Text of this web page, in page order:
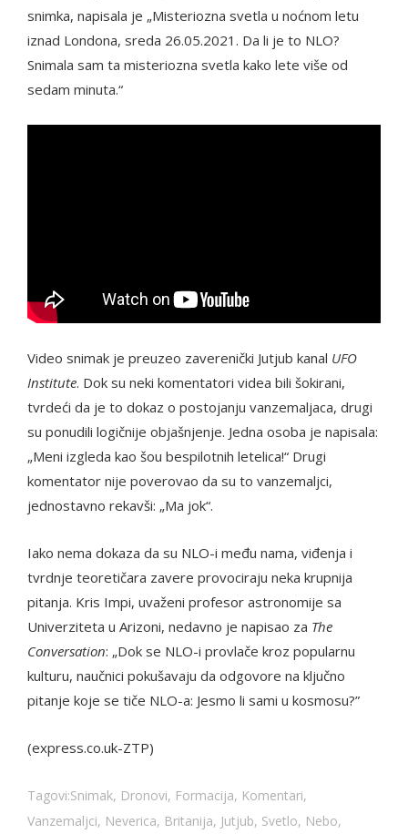
snimka, napisala je „Misteriozna svetla u noćnom letu
iznad Londona, sreda 26.05.2021. Da li je to NLO?
Snimala sam ta misteriozna svetla kako lete više od
sedam minuta.“
Video snimak je preuzeo zaverenički Jutjub kanal UFO
Institute. Dok su neki komentatori videa bili šokirani,
tvrdeći da je to dokaz o postojanju vanzemaljaca, drugi
su ponudili logičnije objašnjenje. Jedna osoba je napisala:
„Meni izgleda kao šou bespilotnih letelica!“ Drugi
komentator nije poverovao da su to vanzemaljci,
jednostavno rekavši: „Ma jok“.
Iako nema dokaza da su NLO-i među nama, viđenja i
tvrdnje teoretičara zavere provociraju neka krupnija
pitanja. Kris Impi, uvaženi profesor astronomije sa
Univerziteta u Arizoni, nedavno je napisao za The
Conversation: „Dok se NLO-i provlače kroz popularnu
kulturu, naučnici pokušavaju da odgovore na ključno
pitanje koje se tiče NLO-a: Jesmo li sami u kosmosu?”
(express.co.uk-ZTP)
Tagovi:Snimak, Dronovi, Formacija, Komentari,
Vanzemaljci, Neverica, Britanija, Jutjub, Svetlo, Nebo,